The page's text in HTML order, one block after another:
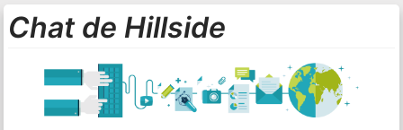
Chat de Hillside